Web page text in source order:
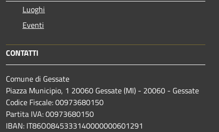
Luoghi
Eventi
CONTATTI
Comune di Gessate
Piazza Municipio, 1 20060 Gessate (MI) - 20060 - Gessate
Codice Fiscale: 00973680150
Partita IVA: 00973680150
IBAN: IT86O0845333140000000601291